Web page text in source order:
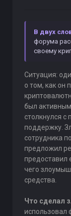
В двух
форума
своему
Ситуация:
о том, как он
был
столкнулся с
поддержку.
сотрудника
предложил
предоставил
чего
средства.
Что сделал
использовал